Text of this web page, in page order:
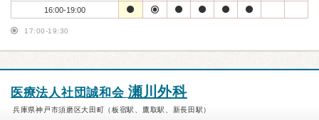
16:00-19:00
17:00-19:30
医療法人社団誠和会 瀬川外科
兵庫県神戸市須磨区大田町（板宿駅、鷹取駅、新長田駅）